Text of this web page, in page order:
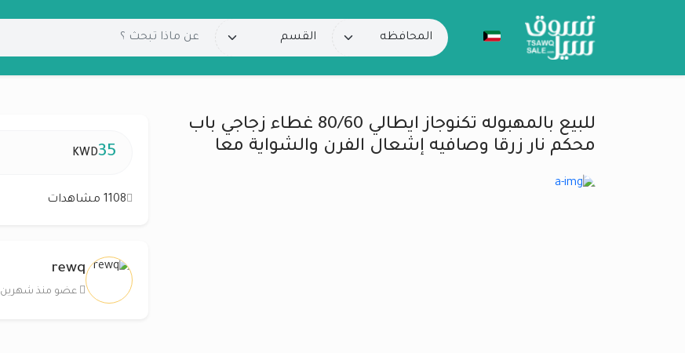
للبيع بالمهبوله تكنوجاز ايطالي 80/60 غطاء زجاجي باب
محكم نار زرقا وصافيه إشعال الفرن والشواية معا
35
KWD
1108 مشاهدات
rewq
عضو منذ شهرين